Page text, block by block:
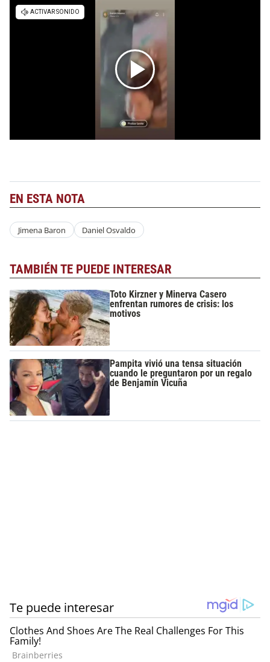
EN ESTA NOTA
Jimena Baron Daniel Osvaldo
TAMBIÉN TE PUEDE INTERESAR
Toto Kirzner y Minerva Casero
enfrentan rumores de crisis: los
motivos
Pampita vivió una tensa situación
cuando le preguntaron por un regalo
de Benjamín Vicuña